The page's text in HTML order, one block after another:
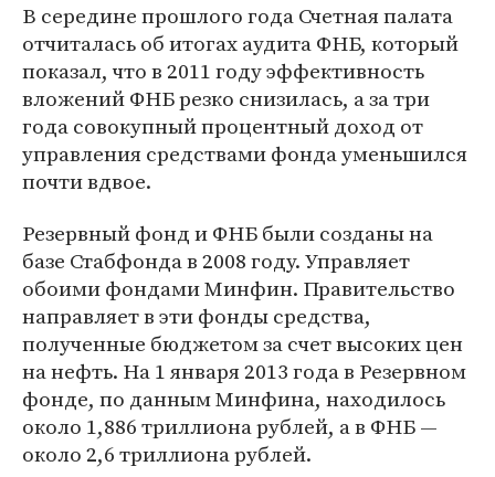
В середине прошлого года Счетная палата
отчиталась об итогах аудита ФНБ, который
показал, что в 2011 году эффективность
вложений ФНБ резко снизилась, а за три
года совокупный процентный доход от
управления средствами фонда уменьшился
почти вдвое.
Резервный фонд и ФНБ были созданы на
базе Стабфонда в 2008 году. Управляет
обоими фондами Минфин. Правительство
направляет в эти фонды средства,
полученные бюджетом за счет высоких цен
на нефть. На 1 января 2013 года в Резервном
фонде, по данным Минфина, находилось
около 1,886 триллиона рублей, а в ФНБ —
около 2,6 триллиона рублей.